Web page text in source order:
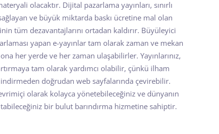
olacaktır. Dijital pazarlama yayınları, sınırlı
ve büyük miktarda baskı ücretine mal olan
tüm dezavantajlarını ortadan kaldırır. Büyüleyici
yapan e-yayınlar tam olarak zaman ve mekan
ona her yerde ve her zaman ulaşabilirler. Yayınlarınız,
tam olarak yardımcı olabilir, çünkü ilham
doğrudan web sayfalarında çevirebilir.
olarak kolayca yönetebileceğiniz ve dünyanın
bir bulut barındırma hizmetine sahiptir.